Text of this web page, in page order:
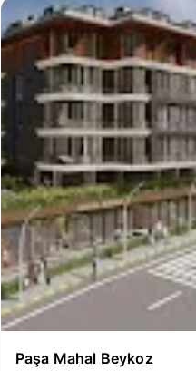
Paşa Mahal Beykoz